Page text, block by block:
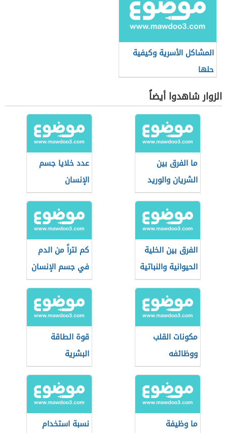
المشاكل الأسرية وكيفية
حلها
الزوار شاهدوا أيضاً
ما الفرق بين
الشريان والوريد
عدد خلايا جسم
الإنسان
الفرق بين الخلية
الحيوانية والنباتية
كم لتراً من الدم
في جسم الإنسان
مكونات القلب
ووظائفه
قوة الطاقة
البشرية
ما وظيفة
نسبة استخدام